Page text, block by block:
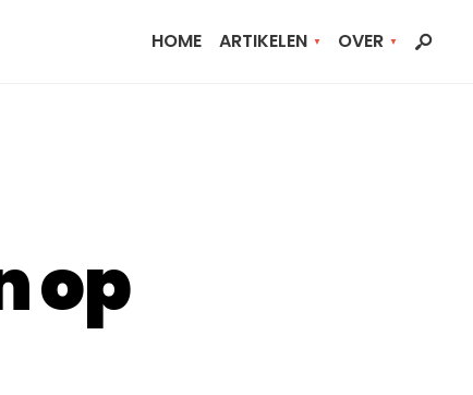
HOME ARTIKELEN OVER
op